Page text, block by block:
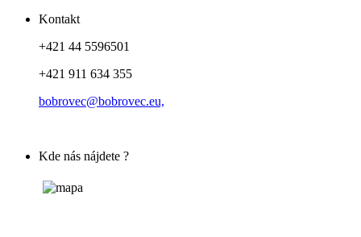
Kontakt
+421 44 5596501
+421 911 634 355
bobrovec@bobrovec.eu,
Kde nás nájdete ?